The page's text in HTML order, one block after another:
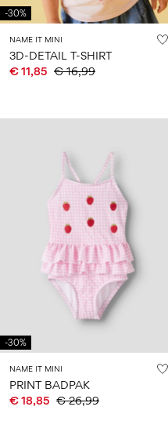
-30%
NAME IT MINI
3D-DETAIL T-SHIRT
€ 11,85 € 16,99
-30%
NAME IT MINI
PRINT BADPAK
€ 18,85 € 26,99